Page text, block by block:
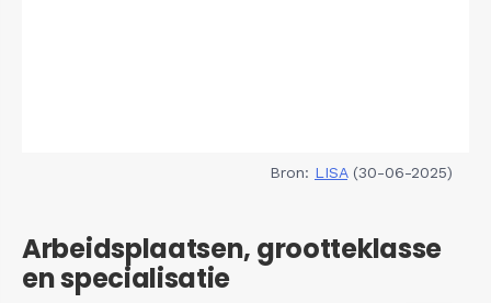
Bron: LISA(30-06-2025)
Arbeidsplaatsen, grootteklasse
en specialisatie